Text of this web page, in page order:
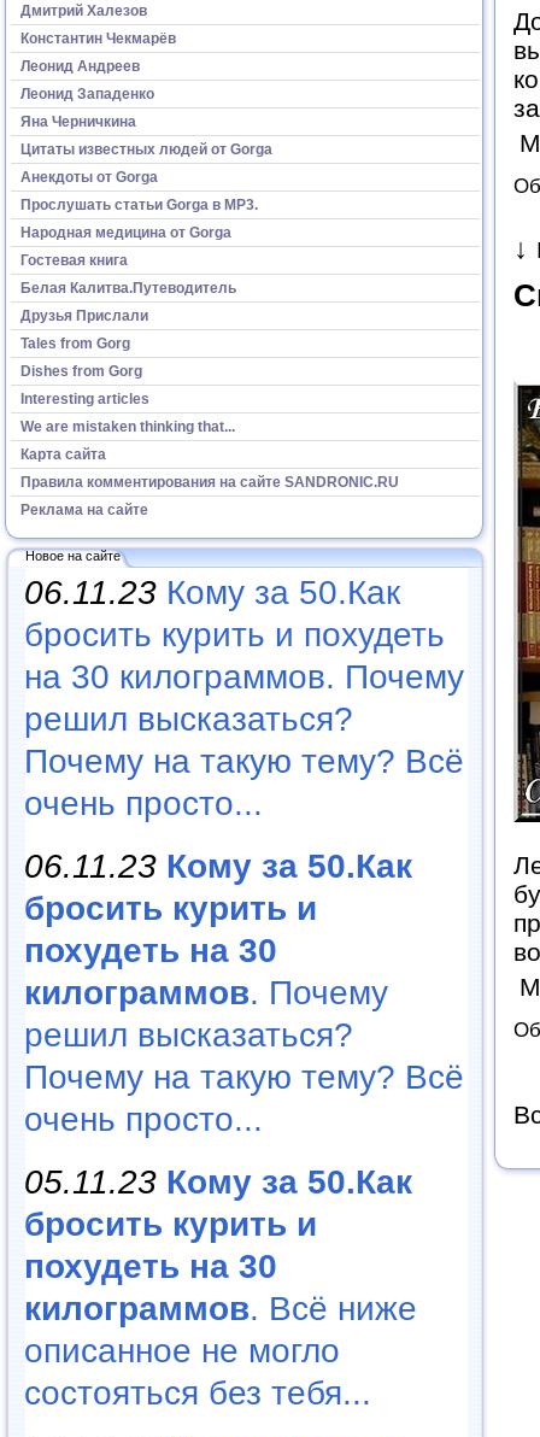
Дмитрий Халезов
Константин Чекмарёв
Леонид Андреев
Леонид Западенко
Яна Черничкина
Цитаты известных людей от Gorga
Анекдоты от Gorga
Прослушать статьи Gorga в МР3.
Народная медицина от Gorga
Гостевая книга
Белая Калитва.Путеводитель
Друзья Прислали
Tales from Gorg
Dishes from Gorg
Interesting articles
We are mistaken thinking that...
Карта сайта
Правила комментирования на сайте SANDRONIC.RU
Реклама на сайте
Новое на сайте
06.11.23 Кому за 50.Как
бросить курить и похудеть
на 30 килограммов. Почему
решил высказаться?
Почему на такую тему? Всё
очень просто...
06.11.23 Кому за 50.Как
бросить курить и
похудеть на 30
килограммов. Почему
решил высказаться?
Почему на такую тему? Всё
очень просто...
05.11.23 Кому за 50.Как
бросить курить и
похудеть на 30
килограммов. Всё ниже
описанное не могло
состояться без тебя...